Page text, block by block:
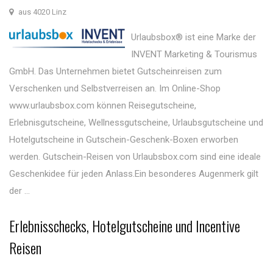
aus 4020 Linz
Urlaubsbox® ist eine Marke der
INVENT Marketing & Tourismus
GmbH. Das Unternehmen bietet Gutscheinreisen zum
Verschenken und Selbstverreisen an. Im Online-Shop
www.urlaubsbox.com können Reisegutscheine,
Erlebnisgutscheine, Wellnessgutscheine, Urlaubsgutscheine und
Hotelgutscheine in Gutschein-Geschenk-Boxen erworben
werden. Gutschein-Reisen von Urlaubsbox.com sind eine ideale
Geschenkidee für jeden Anlass.Ein besonderes Augenmerk gilt
der ...
Erlebnisschecks, Hotelgutscheine und Incentive
Reisen